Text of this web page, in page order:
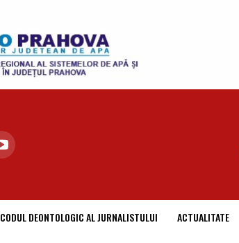
CODUL DEONTOLOGIC AL JURNALISTULUI ACTUALITATE